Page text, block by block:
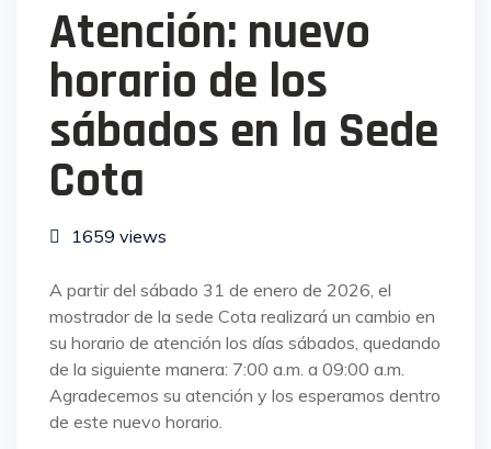
Atención: nuevo
horario de los
sábados en la Sede
Cota
1659 views
A partir del sábado 31 de enero de 2026, el
mostrador de la sede Cota realizará un cambio en
su horario de atención los días sábados, quedando
de la siguiente manera: 7:00 a.m. a 09:00 a.m.
Agradecemos su atención y los esperamos dentro
de este nuevo horario.